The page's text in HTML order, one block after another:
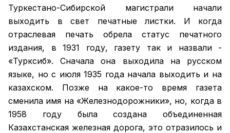
Туркестано-Сибирской магистрали начали
выходить в свет печатные листки. И когда
отраслевая печать обрела статус печатного
издания, в 1931 году, газету так и назвали -
«Турксиб». Сначала она выходила на русском
языке, но с июля 1935 года начала выходить и на
казахском. Позже на какое-то время газета
сменила имя на «Железнодорожники», но, когда в
1958 году была создана объединенная
Казахстанская железная дорога, это отразилось и